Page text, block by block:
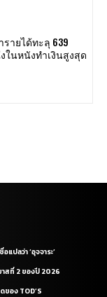
ำรายได้ทะลุ 639
นหนังทำเงินสูงสุด
ปลว่า ‘อุจจาระ’
สที่ 2 ของปี 2026
อง TOD’S